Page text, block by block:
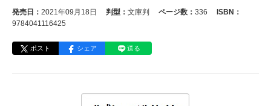
発売日： 2021年09月18日 判型： 文庫判 ページ数： 336
ISBN：
9784041116425
ポスト シェア 送る